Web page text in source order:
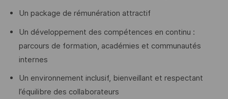
Un package de rémunération attractif
Un développement des compétences en continu :
parcours de formation, académies et communautés
internes
Un environnement inclusif, bienveillant et respectant
l’équilibre des collaborateurs